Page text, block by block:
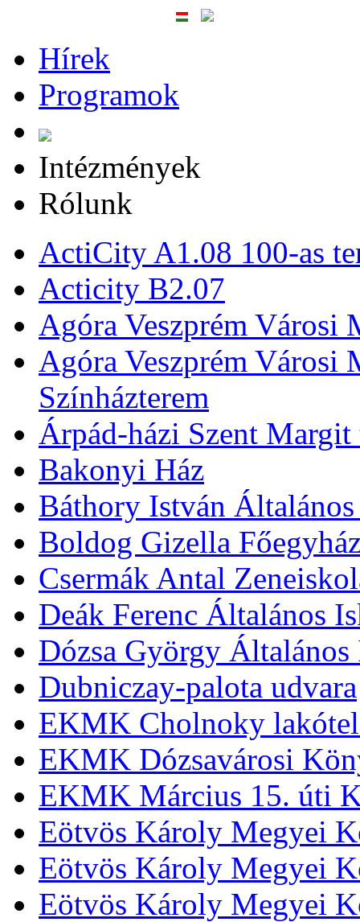
Hírek
Programok
Intézmények
Rólunk
ActiCity A1.08 100-as
Acticity B2.07
Agóra Veszprém Városi
Agóra Veszprém Városi
Színházterem
Árpád-házi Szent
Bakonyi Ház
Báthory István
Boldog Gizella
Csermák Antal
Deák Ferenc Általános
Dózsa György Általános
Dubniczay-palota udvara
EKMK Cholnoky
EKMK Dózsavárosi
EKMK Március 15. úti
Eötvös Károly Megyei
Eötvös Károly Megyei
Eötvös Károly Megyei